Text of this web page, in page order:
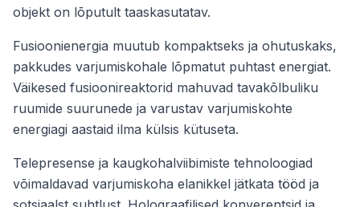
objekt on lõputult taaskasutatav.
Fusioonienergia muutub kompaktseks ja ohutuskaks,
pakkudes varjumiskohale lõpmatut puhtast energiat.
Väikesed fusioonireaktorid mahuvad tavakõlbuliku
ruumide suurunede ja varustav varjumiskohte
energiagi aastaid ilma külsis kütuseta.
Telepresense ja kaugkohalviibimiste tehnoloogiad
võimaldavad varjumiskoha elanikkel jätkata tööd ja